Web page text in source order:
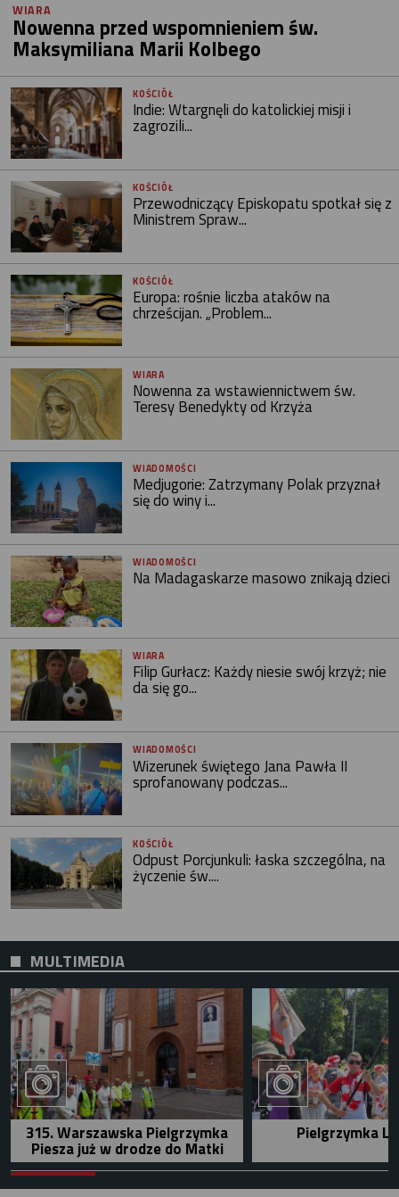
WIARA
Nowenna przed wspomnieniem św.
Maksymiliana Marii Kolbego
KOŚCIÓŁ
Indie: Wtargnęli do katolickiej misji i
zagrozili...
KOŚCIÓŁ
Przewodniczący Episkopatu spotkał się z
Ministrem Spraw...
KOŚCIÓŁ
Europa: rośnie liczba ataków na
chrześcijan. „Problem...
WIARA
Nowenna za wstawiennictwem św.
Teresy Benedykty od Krzyża
WIADOMOŚCI
Medjugorie: Zatrzymany Polak przyznał
się do winy i...
WIADOMOŚCI
Na Madagaskarze masowo znikają dzieci
WIARA
Filip Gurłacz: Każdy niesie swój krzyż; nie
da się go...
WIADOMOŚCI
Wizerunek świętego Jana Pawła II
sprofanowany podczas...
KOŚCIÓŁ
Odpust Porcjunkuli: łaska szczególna, na
życzenie św....
MULTIMEDIA
315. Warszawska Pielgrzymka
Piesza już w drodze do Matki
Pielgrzymka